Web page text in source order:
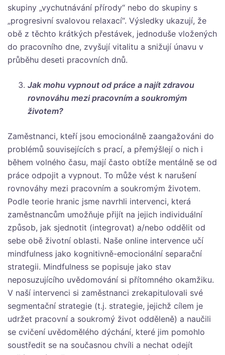
skupiny „vychutnávání přírody“ nebo do skupiny s
„progresivní svalovou relaxací“. Výsledky ukazují, že
obě z těchto krátkých přestávek, jednoduše vložených
do pracovního dne, zvyšují vitalitu a snižují únavu v
průběhu deseti pracovních dnů.
Jak mohu vypnout od práce a najít zdravou
rovnováhu mezi pracovním a soukromým
životem?
Zaměstnanci, kteří jsou emocionálně zaangažováni do
problémů souvisejících s prací, a přemýšlejí o nich i
během volného času, mají často obtíže mentálně se od
práce odpojit a vypnout. To může vést k narušení
rovnováhy mezi pracovním a soukromým životem.
Podle teorie hranic jsme navrhli intervenci, která
zaměstnancům umožňuje přijít na jejich individuální
způsob, jak sjednotit (integrovat) a/nebo oddělit od
sebe obě životní oblasti. Naše online intervence učí
mindfulness jako kognitivně-emocionální separační
strategii. Mindfulness se popisuje jako stav
neposuzujícího uvědomování si přítomného okamžiku.
V naší intervenci si zaměstnanci zrekapitulovali své
segmentační strategie (t.j. strategie, jejichž cílem je
udržet pracovní a soukromý život odděleně) a naučili
se cvičení uvědomělého dýchání, které jim pomohlo
soustředit se na současnou chvíli a nechat odejít